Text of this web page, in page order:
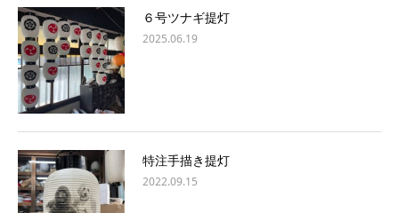
６号ツナギ提灯
2025.06.19
特注手描き提灯
2022.09.15